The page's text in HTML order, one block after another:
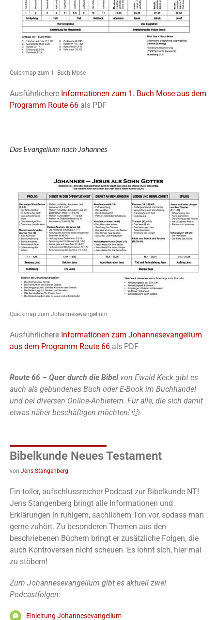
Quickmap zum 1. Buch Mose
Ausführlichere Informationen zum 1. Buch Mose aus dem
Programm Route 66 als PDF
Das Evangelium nach Johannes
Quickmap zum Johannesevangelium
Ausführlichere Informationen zum Johannesevangelium
aus dem Programm Route 66 als PDF
Route 66 – Quer durch die Bibel von Ewald Keck gibt es
auch als gebundenes Buch oder E-Book im Buchhandel
und bei diversen Online-Anbietern. Für alle, die sich damit
etwas näher beschäftigen möchten! 🙂
Bibelkunde Neues Testament
von Jens Stangenberg
Ein toller, aufschlussreicher Podcast zur Bibelkunde NT!
Jens Stangenberg bringt alle Informationen und
Erklärungen in ruhigem, sachlichem Ton vor, sodass man
gerne zuhört. Zu besonderen Themen aus den
beschriebenen Büchern bringt er zusätzliche Folgen, die
auch Kontroversen nicht scheuen. Es lohnt sich, hier mal
zu stöbern!
Zum Johannesevangelium gibt es aktuell zwei
Podcastfolgen:
Einleitung Johannesevangelium